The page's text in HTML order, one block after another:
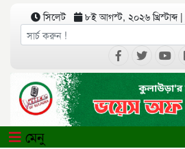
সিলেট ৮ই আগস্ট, ২০২৬ খ্রিস্টাব্দ|
মেনু